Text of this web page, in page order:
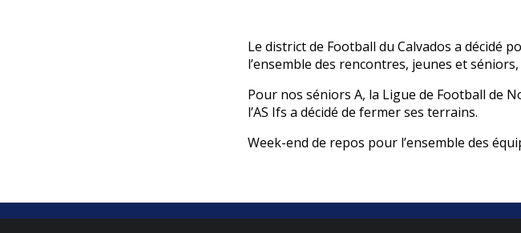
Le district de Football du Calvados a décidé
l’ensemble des rencontres, jeunes et
Pour nos séniors A, la Ligue de Football de
l’AS Ifs a décidé de fermer ses terrains.
Week-end de repos pour l’ensemble des